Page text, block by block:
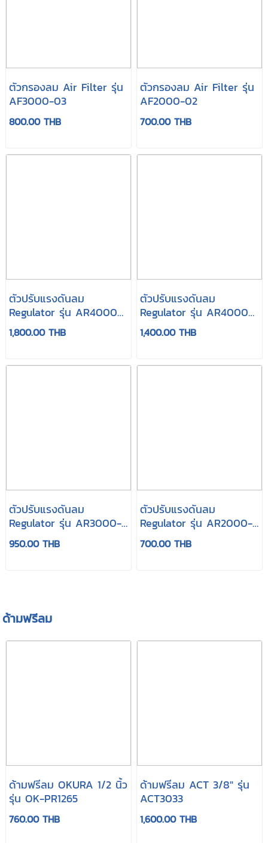
ตัวกรองลม Air Filter รุ่น
AF3000-03
800.00 THB
ตัวกรองลม Air Filter รุ่น
AF2000-02
700.00 THB
ตัวปรับแรงดันลม
Regulator รุ่น AR4000-
06
1,800.00 THB
ตัวปรับแรงดันลม
Regulator รุ่น AR4000-
04
1,400.00 THB
ตัวปรับแรงดันลม
Regulator รุ่น AR3000-
03
950.00 THB
ตัวปรับแรงดันลม
Regulator รุ่น AR2000-
02
700.00 THB
ด้ามฟรีลม
ด้ามฟรีลม OKURA 1/2 นิ้ว
รุ่น OK-PR1265
760.00 THB
ด้ามฟรีลม ACT 3/8" รุ่น
ACT3033
1,600.00 THB